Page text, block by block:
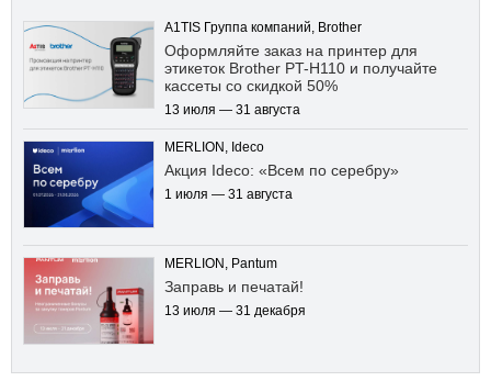
A1TIS Группа компаний, Brother
Оформляйте заказ на принтер для
этикеток Brother PT-H110 и получайте
кассеты со скидкой 50%
13 июля — 31 августа
MERLION, Ideco
Акция Ideco: «Всем по серебру»
1 июля — 31 августа
MERLION, Pantum
Заправь и печатай!
13 июля — 31 декабря